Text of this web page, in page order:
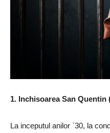
1. Inchisoarea San Quentin
La inceputul anilor `30, la